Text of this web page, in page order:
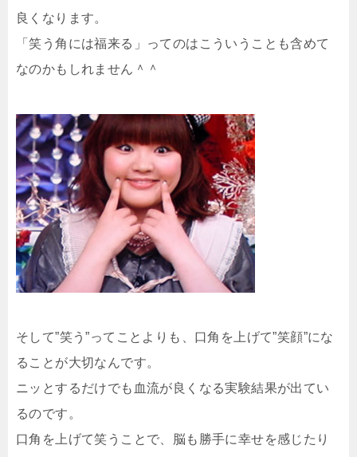
良くなります。
「笑う角には福来る」ってのはこういうことも含めて
なのかもしれません＾＾
そして”笑う”ってことよりも、口角を上げて”笑顔”にな
ることが大切なんです。
ニッとするだけでも血流が良くなる実験結果が出てい
るのです。
口角を上げて笑うことで、脳も勝手に幸せを感じたり